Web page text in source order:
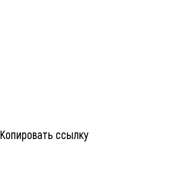
Копировать ссылку